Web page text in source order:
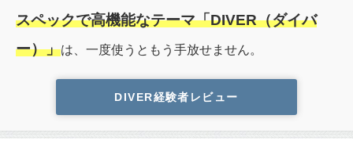
スペックで高機能なテーマ「DIVER（ダイバ
ー）」は、一度使うともう手放せません。
DIVER経験者レビュー